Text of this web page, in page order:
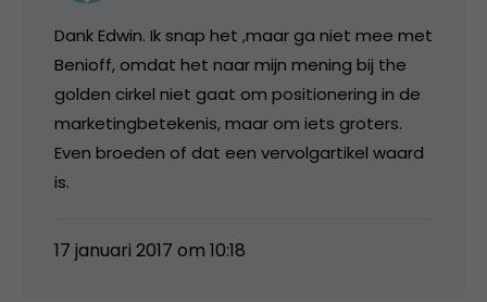
Dank Edwin. Ik snap het ,maar ga niet mee met
Benioff, omdat het naar mijn mening bij the
golden cirkel niet gaat om positionering in de
marketingbetekenis, maar om iets groters.
Even broeden of dat een vervolgartikel waard
is.
17 januari 2017 om 10:18